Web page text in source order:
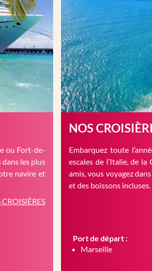
ou Fort-de-
les plus
navire et
NOS
Embarquez toute
escales de l’Italie, de
amis, vous voyagez
et des boissons
Port de départ :
Marseille